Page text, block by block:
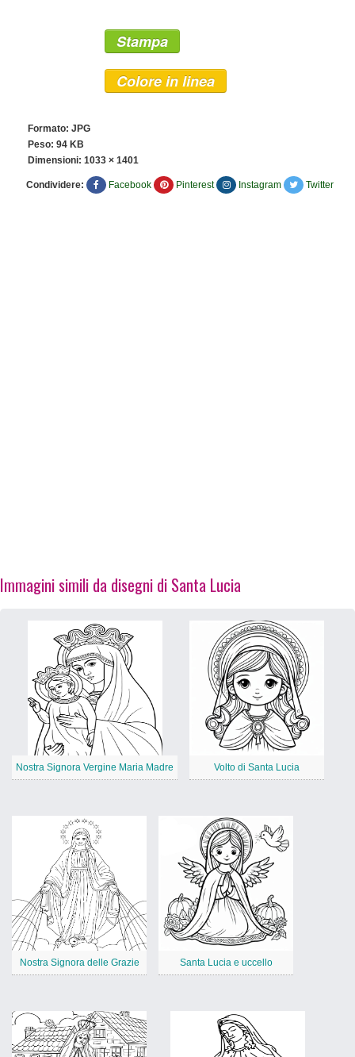
Stampa
Colore in linea
Formato: JPG
Peso: 94 KB
Dimensioni: 1033 × 1401
Condividere: Facebook Pinterest Instagram Twitter
Immagini simili da disegni di Santa Lucia
Nostra Signora Vergine Maria Madre Volto di Santa Lucia
Nostra Signora delle Grazie Santa Lucia e uccello